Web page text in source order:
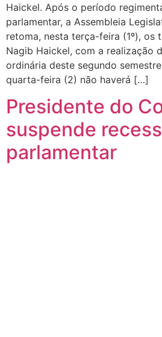
Haickel. Após o período
parlamentar, a Assembleia
retoma, nesta terça-feira (1º), os
Nagib Haickel, com a realização
ordinária deste segundo
quarta-feira (2) não haverá […]
Presidente do
suspende
parlamentar